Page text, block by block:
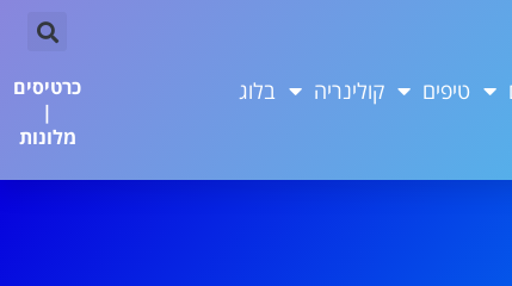
טיפים קולינריה בלוג
כרטיסים
|
מלונות